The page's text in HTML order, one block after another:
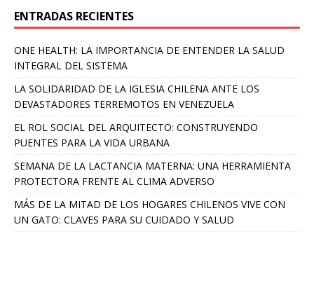
ENTRADAS RECIENTES
ONE HEALTH: LA IMPORTANCIA DE ENTENDER LA SALUD
INTEGRAL DEL SISTEMA
LA SOLIDARIDAD DE LA IGLESIA CHILENA ANTE LOS
DEVASTADORES TERREMOTOS EN VENEZUELA
EL ROL SOCIAL DEL ARQUITECTO: CONSTRUYENDO
PUENTES PARA LA VIDA URBANA
SEMANA DE LA LACTANCIA MATERNA: UNA HERRAMIENTA
PROTECTORA FRENTE AL CLIMA ADVERSO
MÁS DE LA MITAD DE LOS HOGARES CHILENOS VIVE CON
UN GATO: CLAVES PARA SU CUIDADO Y SALUD